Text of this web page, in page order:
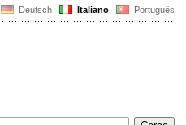
Deutsch Italiano Português